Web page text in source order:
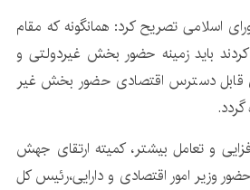
اسلامی تصریح کرد: همانگونه که مقام
باید زمینه حضور بخش غیردولتی و
قابل دسترس اقتصادی حضور بخش غیر
‌و تعامل بیشتر، کمیته ارتقای جهش
وزیر امور اقتصادی و دارایی،رئیس کل